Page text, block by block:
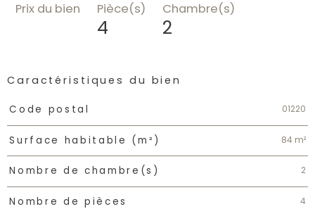
Prix du bien Pièce(s)
4
Chambre(s)
2
Caractéristiques du bien
Caractéristiques Valeurs
Code postal 01220
Surface habitable (m²) 84 m²
Nombre de chambre(s) 2
Nombre de pièces 4